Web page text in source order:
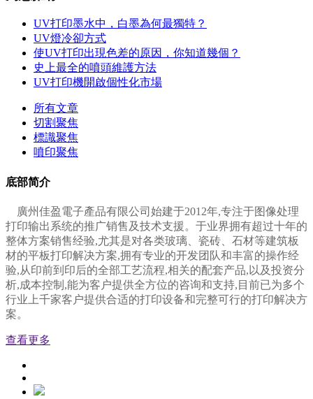
UV打印墨水中，白墨為何最獨特？
UV燈冷卻方式
使UV打印出現色差的原因，你知道幾個？
史上最全的噴頭維護方法
UV打印機開啟個性化市場
所有文章
切割聚焦
標識聚焦
噴印聚焦
底部简介
廣州佳盈電子產品有限公司始建于2012年,专注于图像处理
打印输出系统的推广销售及技术支援。于业界拥有超过十年的
整体方案销售经验,尤其是对各类玻璃、瓷砖、石材等建筑板
材的平板打印解决方案,拥有专业的开发团队和丰富的操作经
验,从印前到印后的全部工艺流程,相关的配套产品,以及投资分
析,成本控制,能为客户提供全方位的咨询和支持,目前已为多个
行业上千家客户提供合适的打印设备和完整可行的打印解决方
案。
查看更多